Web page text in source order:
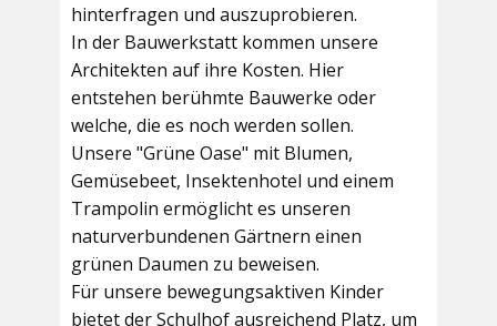
hinterfragen und auszuprobieren.
In der Bauwerkstatt kommen unsere
Architekten auf ihre Kosten. Hier
entstehen berühmte Bauwerke oder
welche, die es noch werden sollen.
Unsere "Grüne Oase" mit Blumen,
Gemüsebeet, Insektenhotel und einem
Trampolin ermöglicht es unseren
naturverbundenen Gärtnern einen
grünen Daumen zu beweisen.
Für unsere bewegungsaktiven Kinder
bietet derSchulhofausreichend Platz, um